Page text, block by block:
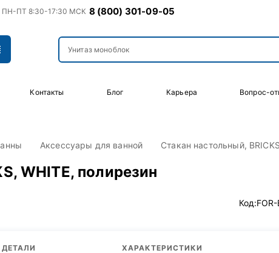
ПН-ПТ 8:30-17:30 МСК 8 (800) 301-09-05
Контакты Блог Карьера Вопрос-
Аксессуары для ванной Стакан настольный,
WHITE, полирезин
Код:
ДЕТАЛИ ХАРАКТЕРИСТИКИ